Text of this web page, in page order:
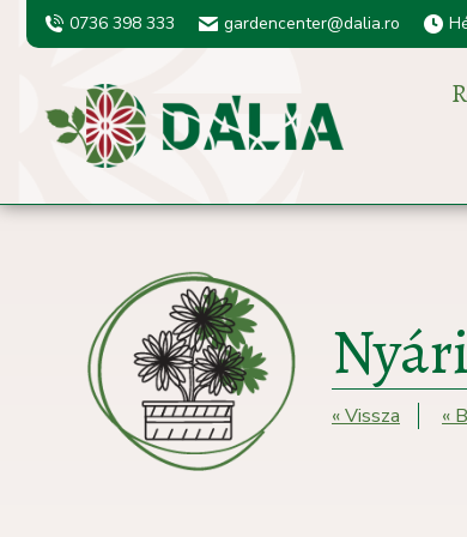
0736 398 333 gardencenter@dalia.ro
« Vissza «